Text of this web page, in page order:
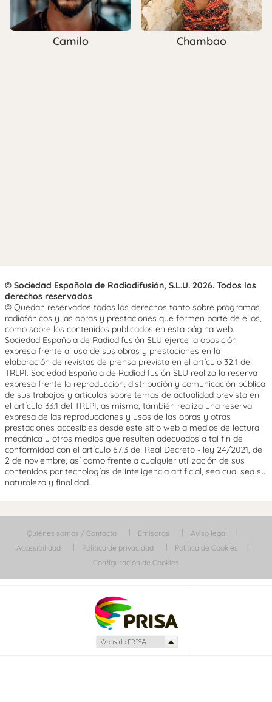
Camilo Chambao
© Sociedad Española de Radiodifusión, S.L.U. 2026. Todos los
derechos reservados
© Quedan reservados todos los derechos tanto sobre programas
radiofónicos y las obras y prestaciones que formen parte de ellos,
como sobre los contenidos publicados en esta página web.
Sociedad Española de Radiodifusión SLU ejerce la oposición
expresa frente al uso de sus obras y prestaciones en la
elaboración de revistas de prensa prevista en el artículo 32.1 del
TRLPI. Sociedad Española de Radiodifusión SLU realiza la reserva
expresa frente la reproducción, distribución y comunicación pública
de sus trabajos y artículos sobre temas de actualidad prevista en
el artículo 33.1 del TRLPI, asimismo, también realiza una reserva
expresa de las reproducciones y usos de las obras y otras
prestaciones accesibles desde este sitio web a medios de lectura
mecánica u otros medios que resulten adecuados a tal fin de
conformidad con el artículo 67.3 del Real Decreto - ley 24/2021, de
2 de noviembre, así como frente a cualquier utilización de sus
contenidos por tecnologías de inteligencia artificial, sea cual sea su
naturaleza y finalidad.
Quiénes somos / Contacta Emisoras
Aviso legal
Accesibilidad
Política de privacidad
Política de Cookies
Configuración de Cookies